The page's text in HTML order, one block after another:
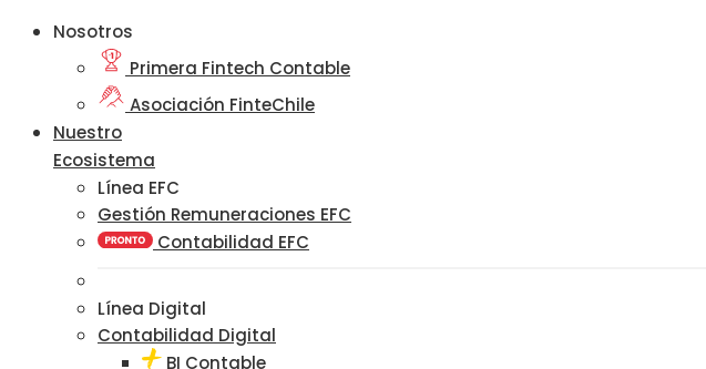
Nosotros
Primera Fintech Contable
Asociación FinteChile
Nuestro
Ecosistema
Línea EFC
Gestión Remuneraciones EFC
Contabilidad EFC
Línea Digital
Contabilidad Digital
BI Contable